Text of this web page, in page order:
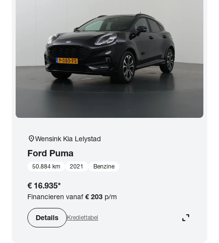
location_onWensink Kia Lelystad
Ford Puma
50.884 km 2021 Benzine
€ 16.935*
Financieren vanaf€ 203 p/m
Details Krediettabel expand_content